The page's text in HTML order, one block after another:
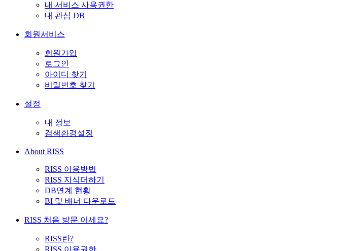
내 서비스 사용권한
내 관심 DB
회원서비스
회원가입
로그인
아이디 찾기
비밀번호 찾기
설정
내 정보
검색환경설정
About RISS
RISS 이용방법
RISS 지식더하기
DB연계 현황
BI 및 배너 다운로드
RISS 처음 방문 이세요?
RISS란?
RISS 이용권한